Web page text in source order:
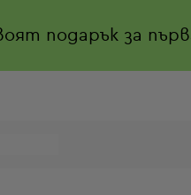
подарък за